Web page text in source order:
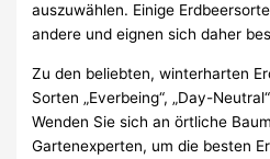
auszuwählen. Einige
andere und eignen sich daher
Zu den beliebten, winterharten
Sorten „Everbeing“, „Day-
Wenden Sie sich an örtliche
Gartenexperten, um die besten